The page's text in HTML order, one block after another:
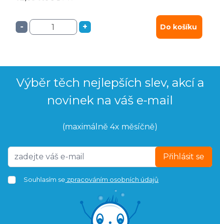
- + Do košíku
Výběr těch nejlepších slev, akcí a
novinek na váš e-mail
(maximálně 4x měsíčně)
Přihlásit se
Souhlasím se zpracováním osobních údajů